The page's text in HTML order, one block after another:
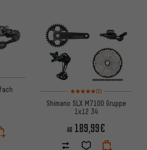
von 5 basierend auf 10 Bewertungen
Bewertungen: 5 von 5
(2)
Shimano SLX M7100 Gruppe
1x12 34
AB 189,99€